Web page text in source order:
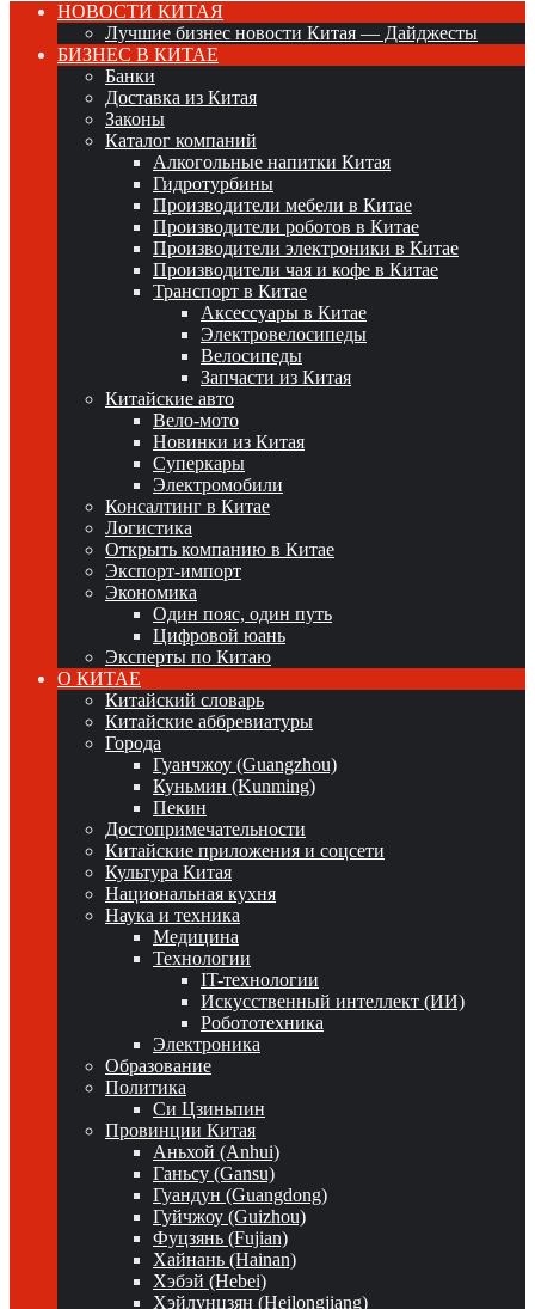
НОВОСТИ КИТАЯ
Лучшие бизнес новости Китая — Дайджесты
БИЗНЕС В КИТАЕ
Банки
Доставка из Китая
Законы
Каталог компаний
Алкогольные напитки Китая
Гидротурбины
Производители мебели в Китае
Производители роботов в Китае
Производители электроники в Китае
Производители чая и кофе в Китае
Транспорт в Китае
Аксессуары в Китае
Электровелосипеды
Велосипеды
Запчасти из Китая
Китайские авто
Вело-мото
Новинки из Китая
Суперкары
Электромобили
Консалтинг в Китае
Логистика
Открыть компанию в Китае
Экспорт-импорт
Экономика
Один пояс, один путь
Цифровой юань
Эксперты по Китаю
О КИТАЕ
Китайский словарь
Китайские аббревиатуры
Города
Гуанчжоу (Guangzhou)
Куньмин (Kunming)
Пекин
Достопримечательности
Китайские приложения и соцсети
Культура Китая
Национальная кухня
Наука и техника
Медицина
Технологии
IT-технологии
Искусственный интеллект (ИИ)
Робототехника
Электроника
Образование
Политика
Си Цзиньпин
Провинции Китая
Аньхой (Anhui)
Ганьсу (Gansu)
Гуандун (Guangdong)
Гуйчжоу (Guizhou)
Фуцзянь (Fujian)
Хайнань (Hainan)
Хэбэй (Hebei)
Хэйлунцзян (Heilongjiang)